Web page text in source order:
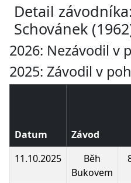
Detail
Schovánek
2026: Nezávodil v
2025: Závodil v
Datum Závod
11.10.2025
Běh
Bukovem